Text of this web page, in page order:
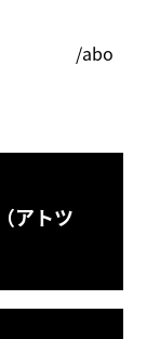
/abo
アトツ